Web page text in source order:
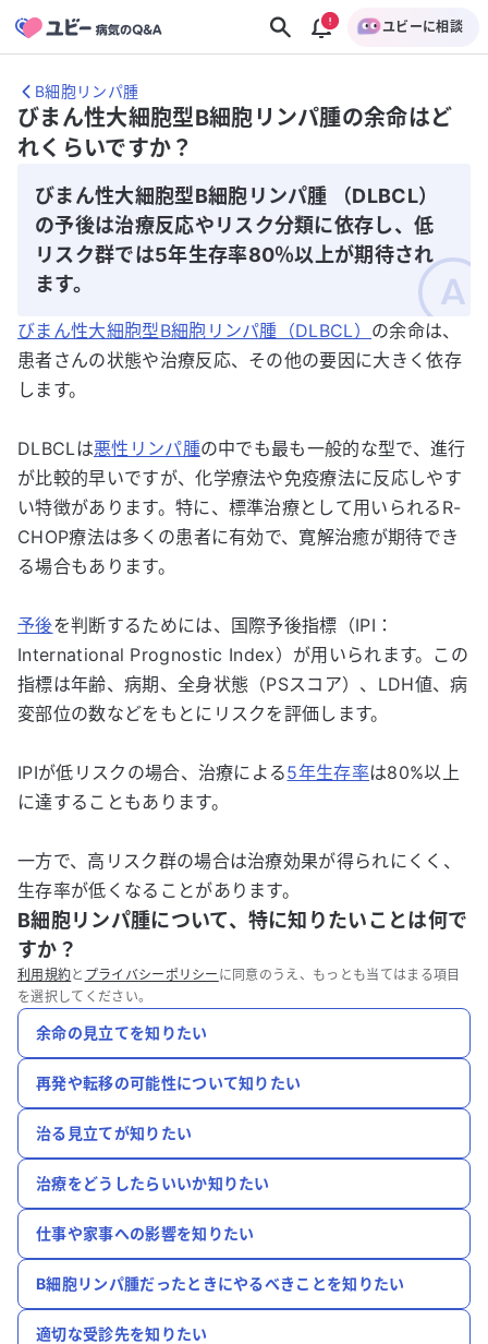
ユビーに相談
B細胞リンパ腫
びまん性大細胞型B細胞リンパ腫の余命はど
れくらいですか？
びまん性大細胞型B細胞リンパ腫 （DLBCL）
の予後は治療反応やリスク分類に依存し、低
リスク群では5年生存率80％以上が期待され
ます。
びまん性大細胞型B細胞リンパ腫（DLBCL） の余命は、
患者さんの状態や治療反応、その他の要因に大きく依存
します。
DLBCLは悪性リンパ腫の中でも最も一般的な型で、進行
が比較的早いですが、化学療法や免疫療法に反応しやす
い特徴があります。特に、標準治療として用いられるR-
CHOP療法は多くの患者に有効で、寛解治癒が期待でき
る場合もあります。
予後を判断するためには、国際予後指標（IPI：
International Prognostic Index）が用いられます。この
指標は年齢、病期、全身状態（PSスコア）、LDH値、病
変部位の数などをもとにリスクを評価します。
IPIが低リスクの場合、治療による5年生存率は80%以上
に達することもあります。
一方で、高リスク群の場合は治療効果が得られにくく、
生存率が低くなることがあります。
B細胞リンパ腫について、特に知りたいことは何で
すか？
利用規約と プライバシーポリシー に同意のうえ、もっとも当てはまる項目
を選択してください。
余命の見立てを知りたい
再発や転移の可能性について知りたい
治る見立てが知りたい
治療をどうしたらいいか知りたい
仕事や家事への影響を知りたい
B細胞リンパ腫だったときにやるべきことを知りたい
適切な受診先を知りたい